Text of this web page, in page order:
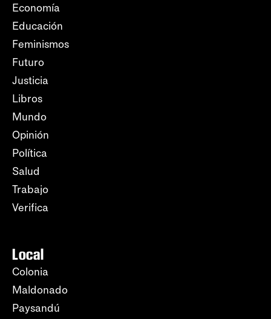
Economía
Educación
Feminismos
Futuro
Justicia
Libros
Mundo
Opinión
Política
Salud
Trabajo
Verifica
Local
Colonia
Maldonado
Paysandú